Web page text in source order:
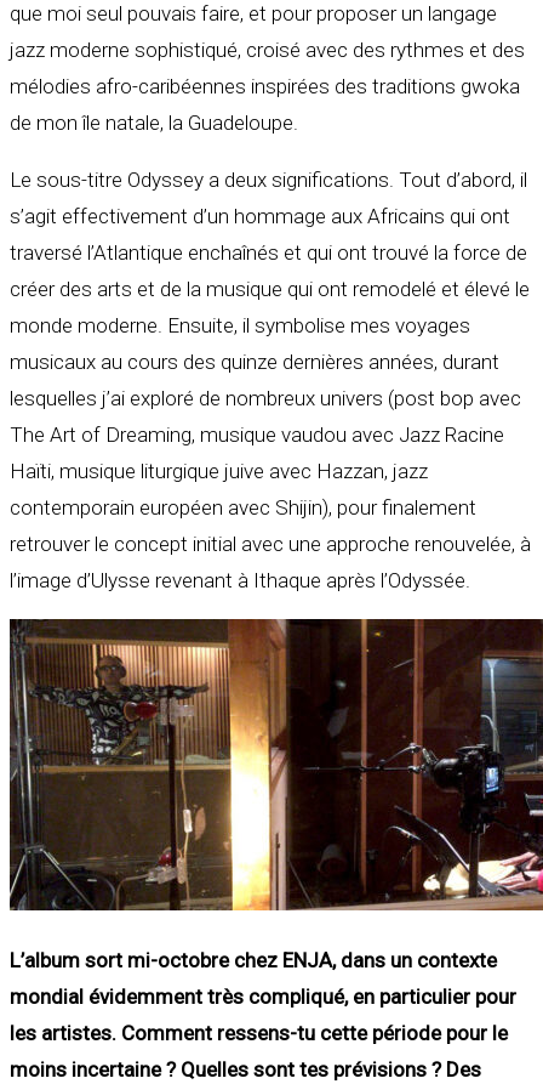
que moi seul pouvais faire, et pour proposer un langage
jazz moderne sophistiqué, croisé avec des rythmes et des
mélodies afro-caribéennes inspirées des traditions gwoka
de mon île natale, la Guadeloupe.
Le sous-titre Odyssey a deux significations. Tout d’abord, il
s’agit effectivement d’un hommage aux Africains qui ont
traversé l’Atlantique enchaînés et qui ont trouvé la force de
créer des arts et de la musique qui ont remodelé et élevé le
monde moderne. Ensuite, il symbolise mes voyages
musicaux au cours des quinze dernières années, durant
lesquelles j’ai exploré de nombreux univers (post bop avec
The Art of Dreaming, musique vaudou avec Jazz Racine
Haïti, musique liturgique juive avec Hazzan, jazz
contemporain européen avec Shijin), pour finalement
retrouver le concept initial avec une approche renouvelée, à
l’image d’Ulysse revenant à Ithaque après l’Odyssée.
L’album sort mi-octobre chez ENJA, dans un contexte
mondial évidemment très compliqué, en particulier pour
les artistes. Comment ressens-tu cette période pour le
moins incertaine ? Quelles sont tes prévisions ? Des